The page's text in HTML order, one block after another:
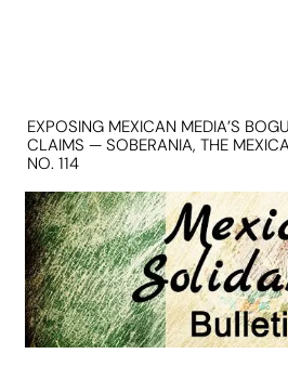
EXPOSING MEXICAN MEDIA’S
CLAIMS — SOBERANIA, THE
NO. 114